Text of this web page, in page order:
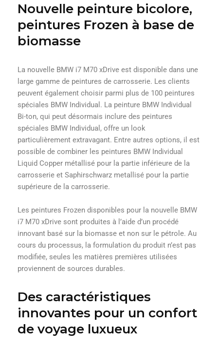
Nouvelle peinture bicolore,
peintures Frozen à base de
biomasse
La nouvelle BMW i7 M70 xDrive est disponible dans une
large gamme de peintures de carrosserie. Les clients
peuvent également choisir parmi plus de 100 peintures
spéciales BMW Individual. La peinture BMW Individual
Bi-ton, qui peut désormais inclure des peintures
spéciales BMW Individual, offre un look
particulièrement extravagant. Entre autres options, il est
possible de combiner les peintures BMW Individual
Liquid Copper métallisé pour la partie inférieure de la
carrosserie et Saphirschwarz metallisé pour la partie
supérieure de la carrosserie.
Les peintures Frozen disponibles pour la nouvelle BMW
i7 M70 xDrive sont produites à l’aide d’un procédé
innovant basé sur la biomasse et non sur le pétrole. Au
cours du processus, la formulation du produit n’est pas
modifiée, seules les matières premières utilisées
proviennent de sources durables.
Des caractéristiques
innovantes pour un confort
de voyage luxueux